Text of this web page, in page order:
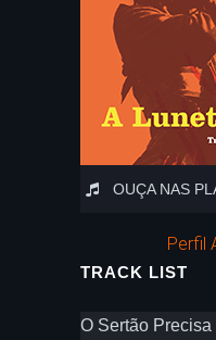
OUÇA NAS
Perfil
TRACK LIST
O Sertão